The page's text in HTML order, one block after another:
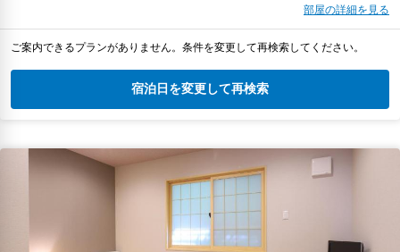
部屋の詳細を見る
ご案内できるプランがありません。条件を変更して再検索してください。
宿泊日を変更して再検索